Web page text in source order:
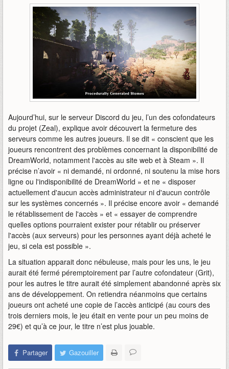
Aujourd’hui, sur le serveur Discord du jeu, l’un des cofondateurs
du projet (Zeal), explique avoir découvert la fermeture des
serveurs comme les autres joueurs. Il se dit « conscient que les
joueurs rencontrent des problèmes concernant la disponibilité de
DreamWorld, notamment l'accès au site web et à Steam ». Il
précise n’avoir « ni demandé, ni ordonné, ni soutenu la mise hors
ligne ou l'indisponibilité de DreamWorld » et ne « disposer
actuellement d'aucun accès administrateur ni d'aucun contrôle
sur les systèmes concernés ». Il précise encore avoir « demandé
le rétablissement de l'accès » et « essayer de comprendre
quelles options pourraient exister pour rétablir ou préserver
l'accès (aux serveurs) pour les personnes ayant déjà acheté le
jeu, si cela est possible ».
La situation apparait donc nébuleuse, mais pour les uns, le jeu
aurait été fermé péremptoirement par l’autre cofondateur (Grit),
pour les autres le titre aurait été simplement abandonné après six
ans de développement. On retiendra néanmoins que certains
joueurs ont acheté une copie de l’accès anticipé (au cours des
trois derniers mois, le jeu était en vente pour un peu moins de
29€) et qu’à ce jour, le titre n’est plus jouable.
Partager Gazouiller